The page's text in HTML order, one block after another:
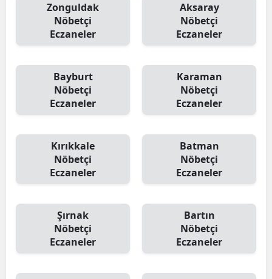
Zonguldak
Nöbetçi
Eczaneler
Aksaray
Nöbetçi
Eczaneler
Bayburt
Nöbetçi
Eczaneler
Karaman
Nöbetçi
Eczaneler
Kırıkkale
Nöbetçi
Eczaneler
Batman
Nöbetçi
Eczaneler
Şırnak
Nöbetçi
Eczaneler
Bartın
Nöbetçi
Eczaneler